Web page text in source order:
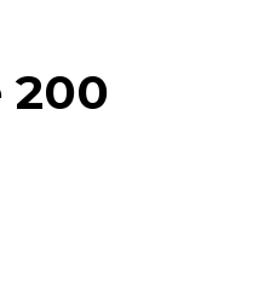
200